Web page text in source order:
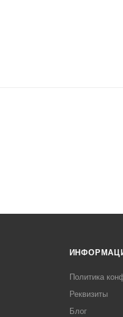
Политика
Реквизиты
Блог